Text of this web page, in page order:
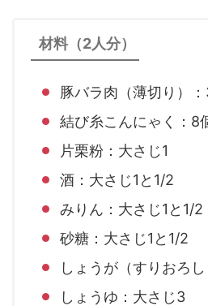
材料（2人分）
豚バラ肉（薄切り）
結び糸こんにゃく：8
片栗粉：大さじ1
酒：大さじ1と1/2
みりん：大さじ1と1/2
砂糖：大さじ1と1/2
しょうが（すりおろ
しょうゆ：大さじ3